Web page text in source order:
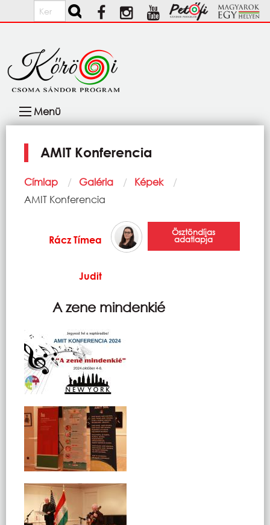
Ugrás a tartalomra
Keresés
navigáció
Menü
AMIT Konferencia
Morzsa
Címlap Galéria
Képek
Current:
AMIT Konferencia
Rácz Tímea
Judit
Ösztöndíjas
adatlapja
A zene mindenkié